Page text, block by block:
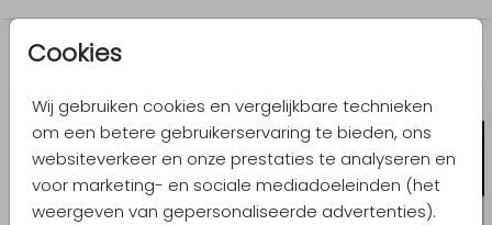
Cookies
Wij gebruiken cookies en vergelijkbare technieken
om een betere gebruikerservaring te bieden, ons
websiteverkeer en onze prestaties te analyseren en
voor marketing- en sociale mediadoeleinden (het
weergeven van gepersonaliseerde advertenties).
Meer in dezelfde stijl